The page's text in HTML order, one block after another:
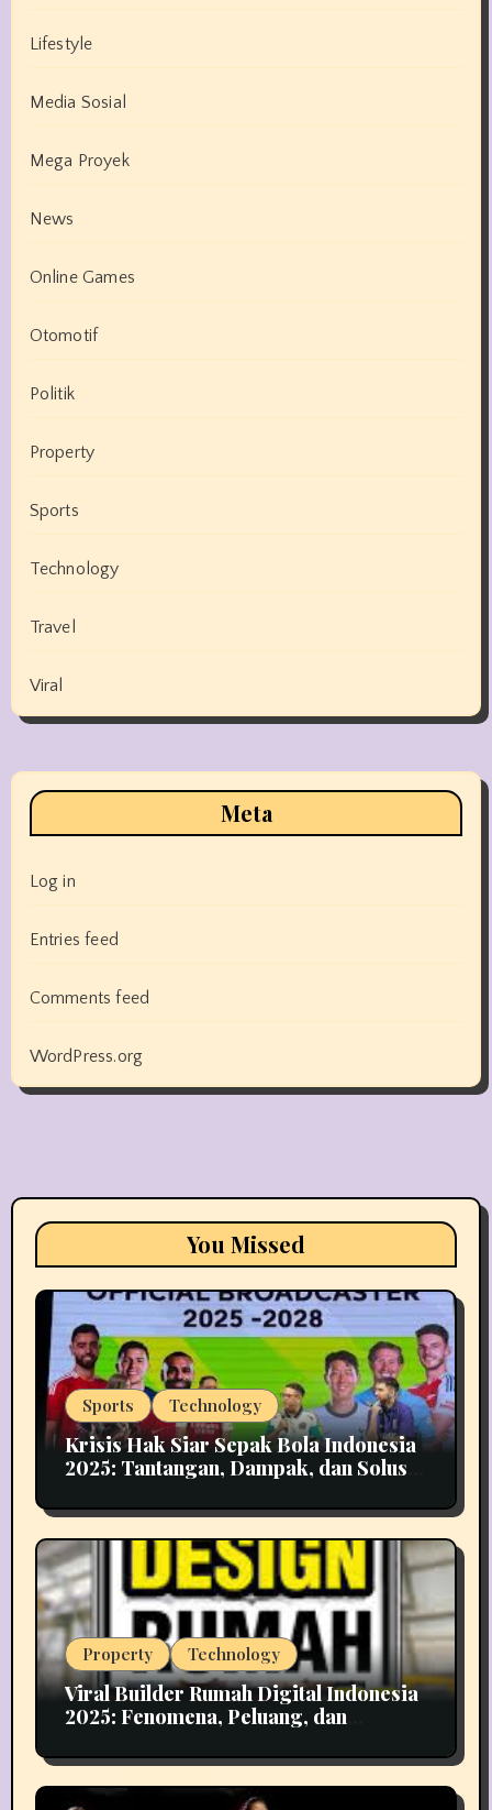
Lifestyle
Media Sosial
Mega Proyek
News
Online Games
Otomotif
Politik
Property
Sports
Technology
Travel
Viral
Meta
Log in
Entries feed
Comments feed
WordPress.org
You Missed
Sports Technology
Krisis Hak Siar Sepak Bola Indonesia
2025: Tantangan, Dampak, dan Solusi
Property Technology
Viral Builder Rumah Digital Indonesia
2025: Fenomena, Peluang, dan